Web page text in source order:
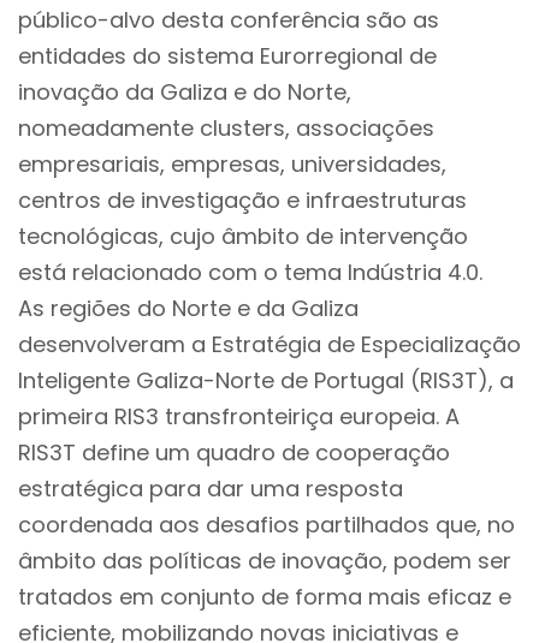
público-alvo desta conferência são as
entidades do sistema Eurorregional de
inovação da Galiza e do Norte,
nomeadamente clusters, associações
empresariais, empresas, universidades,
centros de investigação e infraestruturas
tecnológicas, cujo âmbito de intervenção
está relacionado com o tema Indústria 4.0.
As regiões do Norte e da Galiza
desenvolveram a Estratégia de Especialização
Inteligente Galiza-Norte de Portugal (RIS3T), a
primeira RIS3 transfronteiriça europeia. A
RIS3T define um quadro de cooperação
estratégica para dar uma resposta
coordenada aos desafios partilhados que, no
âmbito das políticas de inovação, podem ser
tratados em conjunto de forma mais eficaz e
eficiente, mobilizando novas iniciativas e